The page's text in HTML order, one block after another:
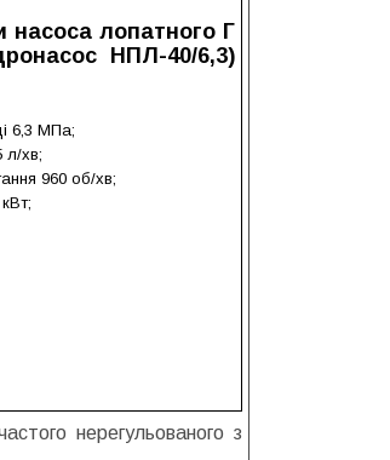
насоса лопатного Г
НПЛ-40/6,3)
6,3 МПа;
л/хв;
960 об/хв;
нерегульованого з